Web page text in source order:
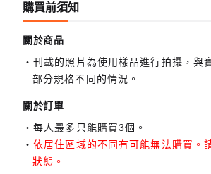
購買前須知
關於商品
刊載的照片為使用樣品進行拍攝，與
部分規格不同的情況。
關於訂單
每人最多只能購買3個。
依居住區域的不同有可能無法購買。
狀態。